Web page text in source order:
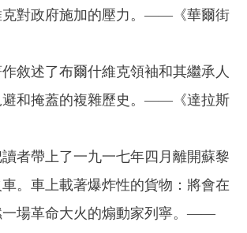
克對政府施加的壓力。——《華爾街
敘述了布爾什維克領袖和其繼承人
避和掩蓋的複雜歷史。——《達拉斯
者帶上了一九一七年四月離開蘇黎
。車上載著爆炸性的貨物：將會在
一場革命大火的煽動家列寧。——